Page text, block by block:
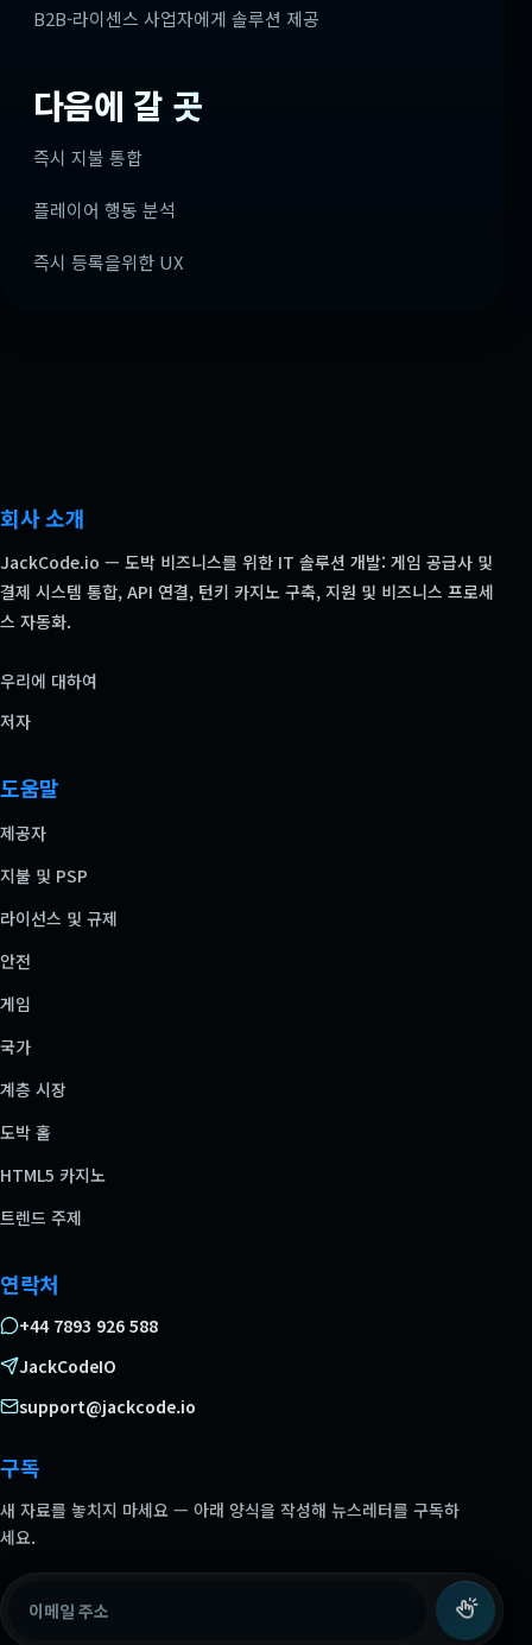
B2B-라이센스 사업자에게 솔루션 제공
다음에 갈 곳
즉시 지불 통합
플레이어 행동 분석
즉시 등록을위한 UX
회사 소개
JackCode.io — 도박 비즈니스를 위한 IT 솔루션 개발: 게임 공급사 및
결제 시스템 통합, API 연결, 턴키 카지노 구축, 지원 및 비즈니스 프로세
스 자동화.
우리에 대하여
저자
도움말
제공자
지불 및 PSP
라이선스 및 규제
안전
게임
국가
계층 시장
도박 홀
HTML5 카지노
트렌드 주제
연락처
+44 7893 926 588
JackCodeIO
support@jackcode.io
구독
새 자료를 놓치지 마세요 — 아래 양식을 작성해 뉴스레터를 구독하
세요.